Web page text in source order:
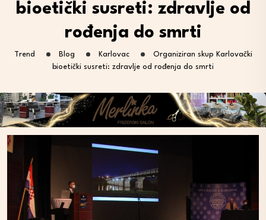
bioetički susreti: zdravlje od
rođenja do smrti
Trend Blog Karlovac
Organiziran skup Karlovački
bioetički susreti: zdravlje od rođenja do smrti